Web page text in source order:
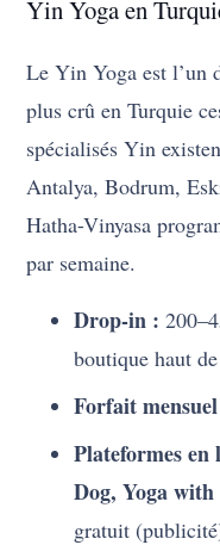
Yin Yoga en
Le Yin Yoga est l’un
plus crû en Turquie
spécialisés Yin
Antalya, Bodrum,
Hatha-Vinyasa
par semaine.
Drop-in :
boutique haut
Forfait
Plateformes
Dog, Yoga
gratuit